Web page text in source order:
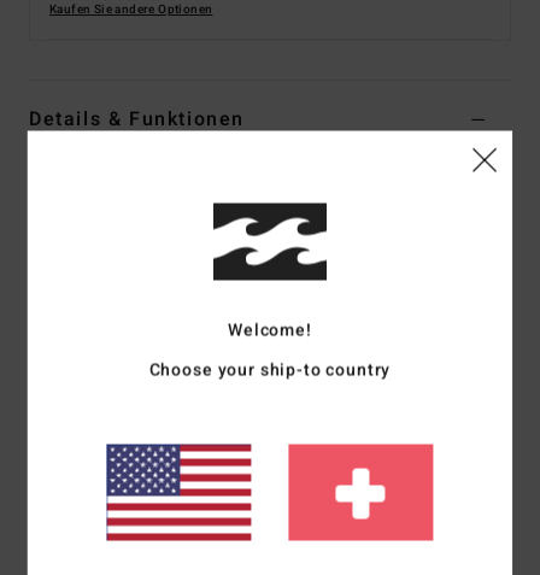
Kaufen Sie andere Optionen
Details & Funktionen
Farbcodebjd0
Baumwollstoff [160 g/m2]
Rundhalsausschnitt
Logo:Weicher Siebdruck
Heißversiegeltes Etikett im Nacken
Flaggenlabel an der Seitennaht
Welcome!
Choose your ship-to country